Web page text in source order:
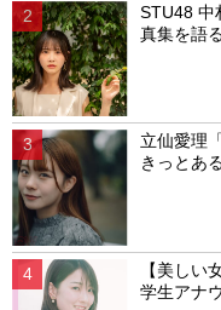
STU48 中
真集を語る
立仙愛理
きっとあ
【美しい
学生アナ